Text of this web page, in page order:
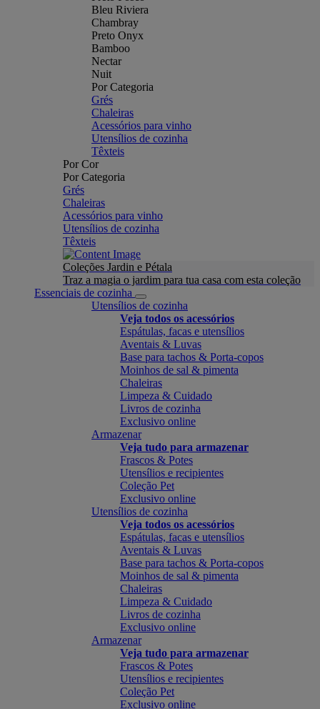
Bleu Riviera
Chambray
Preto Onyx
Bamboo
Nectar
Nuit
Por Categoria
Grés
Chaleiras
Acessórios para vinho
Utensílios de cozinha
Têxteis
Por Cor
Por Categoria
Grés
Chaleiras
Acessórios para vinho
Utensílios de cozinha
Têxteis
Coleções Jardin e Pétala
Traz a magia o jardim para tua casa com esta coleção
Essenciais de cozinha
Utensílios de cozinha
Veja todos os acessórios
Espátulas, facas e utensílios
Aventais & Luvas
Base para tachos & Porta-copos
Moinhos de sal & pimenta
Chaleiras
Limpeza & Cuidado
Livros de cozinha
Exclusivo online
Armazenar
Veja tudo para armazenar
Frascos & Potes
Utensílios e recipientes
Coleção Pet
Exclusivo online
Utensílios de cozinha
Veja todos os acessórios
Espátulas, facas e utensílios
Aventais & Luvas
Base para tachos & Porta-copos
Moinhos de sal & pimenta
Chaleiras
Limpeza & Cuidado
Livros de cozinha
Exclusivo online
Armazenar
Veja tudo para armazenar
Frascos & Potes
Utensílios e recipientes
Coleção Pet
Exclusivo online